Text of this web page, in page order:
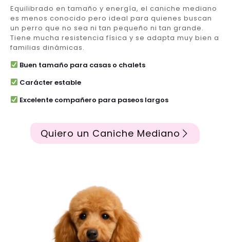
Equilibrado en tamaño y energía, el caniche mediano
es menos conocido pero ideal para quienes buscan
un perro que no sea ni tan pequeño ni tan grande.
Tiene mucha resistencia física y se adapta muy bien a
familias dinámicas.
Buen tamaño para casas o chalets
Carácter estable
Excelente compañero para paseos largos
Quiero un Caniche Mediano